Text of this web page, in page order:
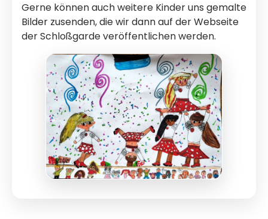
Gerne können auch weitere Kinder uns gemalte
Bilder zusenden, die wir dann auf der Webseite
der Schloßgarde veröffentlichen werden.